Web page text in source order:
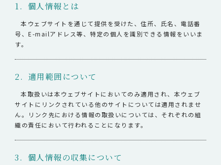
1. 個人情報とは
本ウェブサイトを通じて提供を受けた、住所、氏名、電話番
号、E-mailアドレス等、特定の個人を識別できる情報をいいま
す。
2. 適用範囲について
本取扱いは本ウェブサイトにおいてのみ適用され、本ウェブ
サイトにリンクされている他のサイトについては適用されませ
ん。リンク先における情報の取扱いについては、それぞれの組
織の責任において行われることになります。
3. 個人情報の収集について